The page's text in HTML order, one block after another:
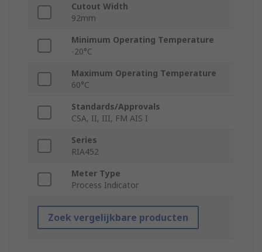
Cutout Width
92mm
Minimum Operating Temperature
-20°C
Maximum Operating Temperature
60°C
Standards/Approvals
CSA, II, III, FM AIS I
Series
RIA452
Meter Type
Process Indicator
Zoek vergelijkbare producten